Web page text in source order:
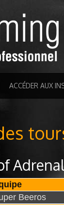
ACCÉDER AUX
Beeros